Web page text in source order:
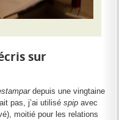
sur
depuis une vingtaine
pas, j’ai utiliséspip avec
moitié pour les relations